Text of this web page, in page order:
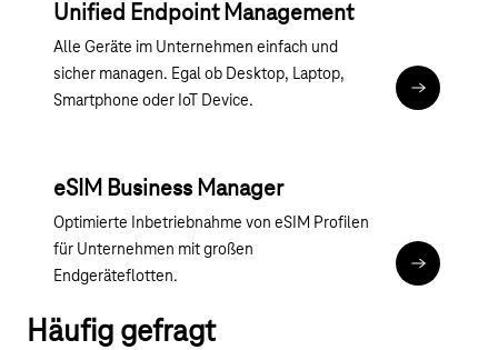
Unified Endpoint Management
Alle Geräte im Unternehmen einfach und
sicher managen. Egal ob Desktop, Laptop,
Smartphone oder IoT Device.
UEM
eSIM Business Manager
Optimierte Inbetriebnahme von eSIM Profilen
für Unternehmen mit großen
Endgeräteflotten.
eSIM
Häufig gefragt